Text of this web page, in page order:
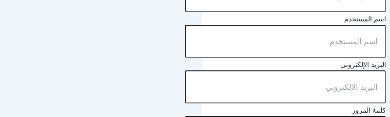
اسم المستخدم
البريد الإلكتروني
كلمة المرور